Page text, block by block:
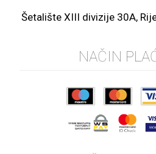
Šetalište XIII divizije 30A,
NAČIN